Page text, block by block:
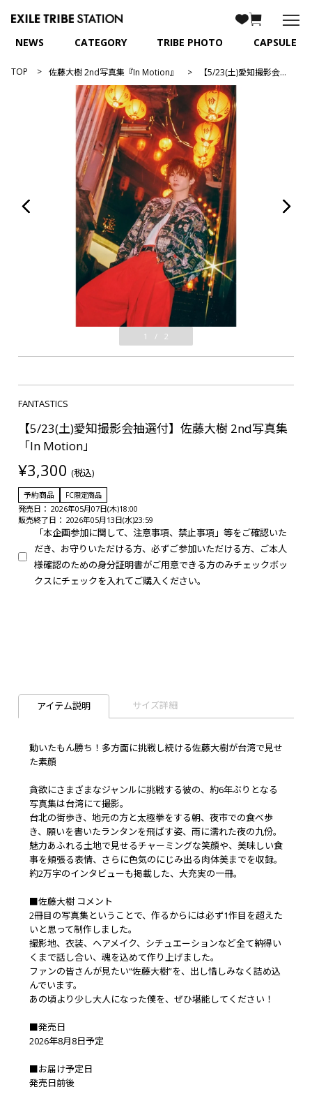
NEWS CATEGORY TRIBE PHOTO CAPSULE
TOP 佐藤大樹 2nd写真集『In Motion』 【5/23(土)愛知撮影会抽選付】佐藤大樹 2nd写真集「In Motion」
1 / 2
FANTASTICS
【5/23(土)愛知撮影会抽選付】佐藤大樹 2nd写真集
「In Motion」
¥3,300 (税込)
予約商品 FC限定商品
発売日： 2026年05月07日(木)18:00
販売終了日： 2026年05月13日(水)23:59
「本企画参加に関して、注意事項、禁止事項」等をご確認いた
だき、お守りいただける方、必ずご参加いただける方、ご本人
様確認のための身分証明書がご用意できる方のみチェックボッ
クスにチェックを入れてご購入ください。
アイテム説明 サイズ詳細
動いたもん勝ち！多方面に挑戦し続ける佐藤大樹が台湾で見せ
た素顔
貪欲にさまざまなジャンルに挑戦する彼の、約6年ぶりとなる
写真集は台湾にて撮影。
台北の街歩き、地元の方と太極拳をする朝、夜市での食べ歩
き、願いを書いたランタンを飛ばす姿、雨に濡れた夜の九份――。
魅力あふれる土地で見せるチャーミングな笑顔や、美味しい食
事を頬張る表情、さらに色気のにじみ出る肉体美までを収録。
約2万字のインタビューも掲載した、大充実の一冊。
■佐藤大樹 コメント
2冊目の写真集ということで、作るからには必ず1作目を超えた
いと思って制作しました。
撮影地、衣装、ヘアメイク、シチュエーションなど全て納得い
くまで話し合い、魂を込めて作り上げました。
ファンの皆さんが見たい“佐藤大樹”を、出し惜しみなく詰め込
んでいます。
あの頃より少し大人になった僕を、ぜひ堪能してください！
■発売日
2026年8月8日予定
■お届け予定日
発売日前後